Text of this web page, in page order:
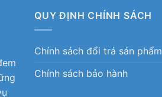
QUY ĐỊNH CHÍNH SÁCH
Chính sách đổi trả sản phẩm
Chính sách bảo hành